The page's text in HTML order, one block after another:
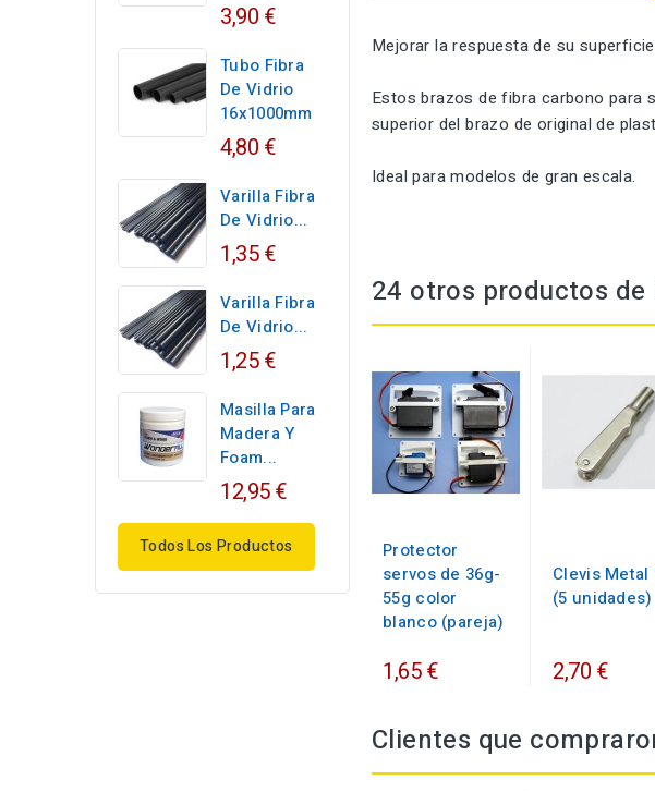
3,90 €
Tubo Fibra
De Vidrio
16x1000mm
4,80 €
Varilla Fibra
De Vidrio...
1,35 €
Varilla Fibra
De Vidrio...
1,25 €
Masilla Para
Madera Y
Foam...
12,95 €
Todos Los Productos
Mejorar la respuesta de su
Estos brazos de fibra carbono para
superior del brazo de original de
Ideal para modelos de gran escala.
24 otros productos
Protector
servos de 36g-
55g color
blanco (pareja)
1,65 €
Clevis Metal
(5 unidades)
2,70 €
Clientes que